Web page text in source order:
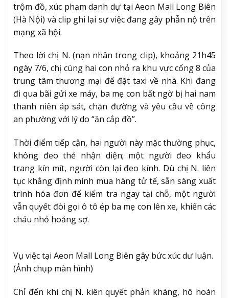
trộm đồ, xúc phạm danh dự tại Aeon Mall Long Biên
(Hà Nội) và clip ghi lại sự việc đang gây phẫn nộ trên
mạng xã hội.
Theo lời chị N. (nạn nhân trong clip), khoảng 21h45
ngày 7/6, chị cùng hai con nhỏ ra khu vực cổng 8 của
trung tâm thương mại để đặt taxi về nhà. Khi đang
đi qua bãi gửi xe máy, ba mẹ con bất ngờ bị hai nam
thanh niên áp sát, chặn đường và yêu cầu về công
an phường với lý do “ăn cắp đồ”.
Thời điểm tiếp cận, hai người này mặc thường phục,
không đeo thẻ nhận diện; một người đeo khẩu
trang kín mít, người còn lại đeo kính. Dù chị N. liên
tục khẳng định mình mua hàng tử tế, sẵn sàng xuất
trình hóa đơn để kiểm tra ngay tại chỗ, một người
vẫn quyết đòi gọi ô tô ép ba mẹ con lên xe, khiến các
cháu nhỏ hoảng sợ.
Vụ việc tại Aeon Mall Long Biên gây bức xúc dư luận.
(Ảnh chụp màn hình)
Chỉ đến khi chị N. kiên quyết phản kháng, hô hoán